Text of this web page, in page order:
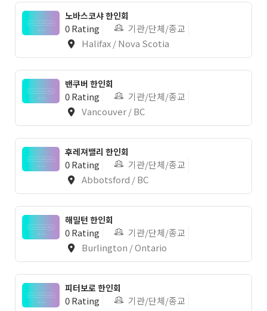
노바스코샤 한인회
0 Rating
기관/단체/종교
Halifax / Nova Scotia
밴쿠버 한인회
0 Rating
기관/단체/종교
Vancouver / BC
후레져밸리 한인회
0 Rating
기관/단체/종교
Abbotsford / BC
해밀턴 한인회
0 Rating
기관/단체/종교
Burlington / Ontario
피터보로 한인회
0 Rating
기관/단체/종교